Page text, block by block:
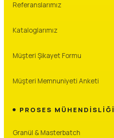
Referanslarımız
Kataloglarımız
Müşteri Şikayet Formu
Müşteri Memnuniyeti Anketi
PROSES MÜHENDISLIĞI
Granül & Masterbatch